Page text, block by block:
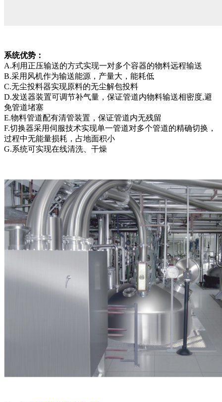
系统优势：
A.利用正压输送的方式实现一对多个容器的物料远程输送
B.采用风机作为输送能源，产量大，能耗低
C.无尘投料器实现原料的无尘解包投料
D.发送器装置可调节补气量，保证管道内物料输送相密度,避
免管道堵塞
E.物料管道配有清管装置，保证管道内无残留
F.切换器采用伺服技术实现单一管道对多个管道的精确切换，
过程中无能量损耗，占地面积小
G.系统可实现在线清洗、干燥